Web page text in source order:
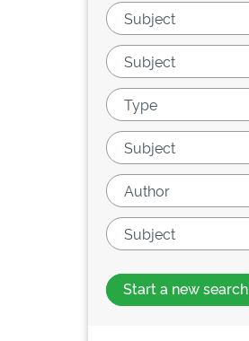
Start a new search